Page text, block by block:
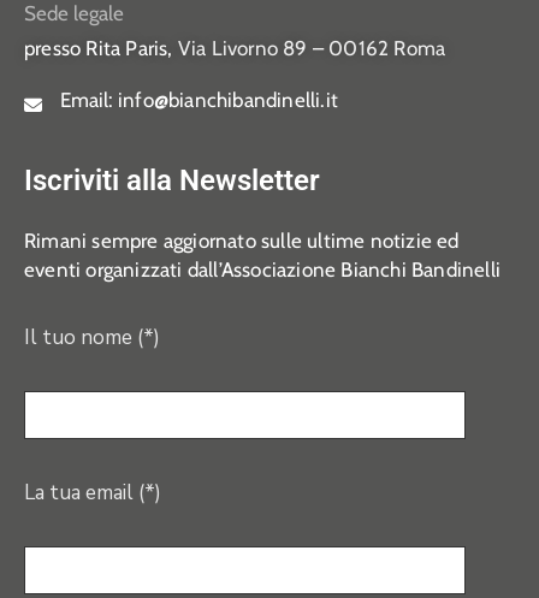
Sede legale
presso Rita Paris, Via Livorno 89 – 00162 Roma
Email: info@bianchibandinelli.it
Iscriviti alla Newsletter
Rimani sempre aggiornato sulle ultime notizie ed
eventi organizzati dall’Associazione Bianchi Bandinelli
Il tuo nome (*)
La tua email (*)